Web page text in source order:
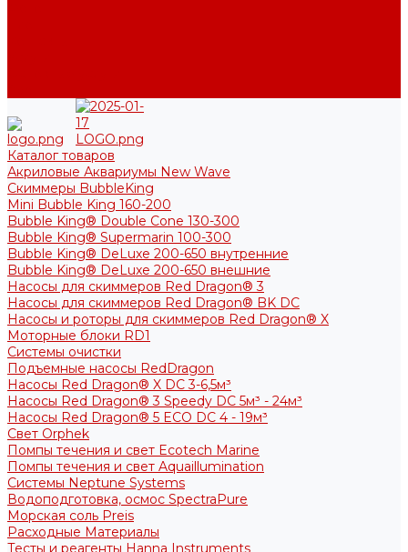
Каталог товаров
Акриловые Аквариумы New Wave
Скиммеры BubbleKing
Mini Bubble King 160-200
Bubble King® Double Cone 130-300
Bubble King® Supermarin 100-300
Bubble King® DeLuxe 200-650 внутренние
Bubble King® DeLuxe 200-650 внешние
Насосы для скиммеров Red Dragon® 3
Насосы для скиммеров Red Dragon® BK DC
Насосы и роторы для скиммеров Red Dragon® X
Моторные блоки RD1
Системы очистки
Подъемные насосы RedDragon
Насосы Red Dragon® X DC 3-6,5м³
Насосы Red Dragon® 3 Speedy DC 5м³ - 24м³
Насосы Red Dragon® 5 ECO DC 4 - 19м³
Свет Orphek
Помпы течения и свет Ecotech Marine
Помпы течения и свет Aquaillumination
Системы Neptune Systems
Водоподготовка, осмос SpectraPure
Морская соль Preis
Расходные Материалы
Тесты и реагенты Hanna Instruments